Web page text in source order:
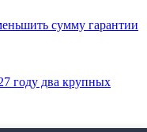
сумму гарантии
году два крупных